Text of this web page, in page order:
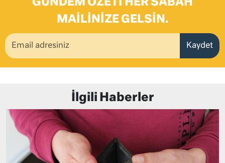
GÜNDEM ÖZETI HER SABAH
MAILINIZE GELSIN.
Kaydet
İlgili Haberler